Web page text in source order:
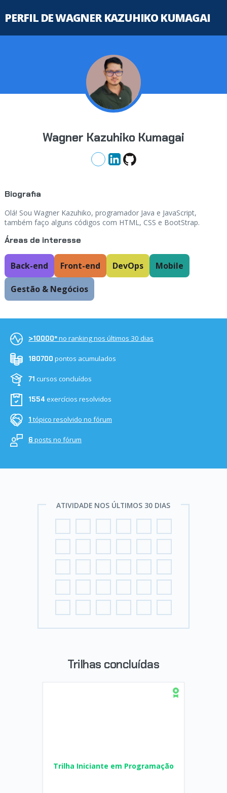
PERFIL DE WAGNER KAZUHIKO KUMAGAI
Wagner Kazuhiko Kumagai
Biografia
Olá! Sou Wagner Kazuhiko, programador Java e JavaScript,
também faço alguns códigos com HTML, CSS e BootStrap.
Áreas de interesse
Back-end Front-end DevOps Mobile
Gestão & Negócios
>10000ºno ranking nos últimos 30 dias
180700 pontos acumulados
71 cursos concluídos
1554exercícios resolvidos
1 tópico resolvido no fórum
6 posts no fórum
ATIVIDADE NOS ÚLTIMOS 30 DIAS
Trilhas concluídas
Trilha Iniciante em Programação